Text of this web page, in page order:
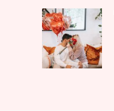
文
章
導
覽
Parent
post: